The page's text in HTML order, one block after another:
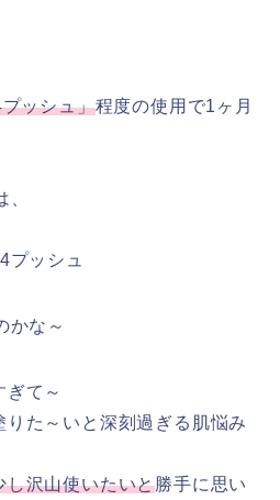
ッシュ」程度の使用で1ヶ月
プッシュ
かな～
て～
りた～いと深刻過ぎる肌悩み
し沢山使いたいと勝手に思い